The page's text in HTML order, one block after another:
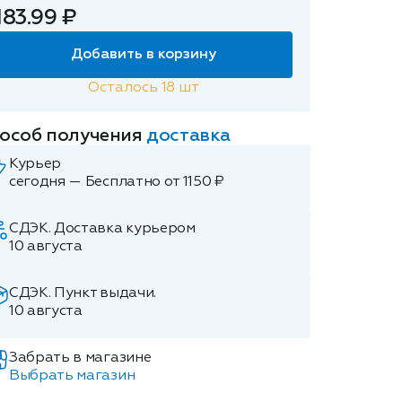
₽
Добавить в корзину
Осталось 18 шт
получения доставка
Курьер
сегодня — Бесплатно от 1150 ₽
СДЭК. Доставка курьером
10 августа
СДЭК. Пункт выдачи.
10 августа
Забрать в магазине
Выбрать магазин